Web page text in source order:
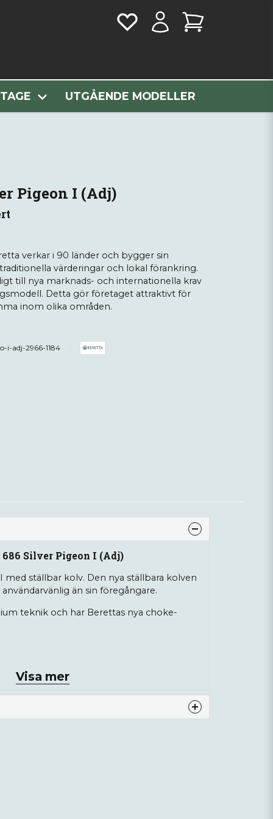
UTGÅENDE MODELLER
I (Adj)
Pigeon I (Adj)
verkar i 90 länder och bygger sin
värderingar och lokal förankring.
till nya marknads- och internationella krav
Detta gör företaget attraktivt för
inom olika områden.
i-adj-2966-1184
Silver Pigeon I (Adj)
med ställbar kolv. Den nya ställbara kolven
än sin föregångare.
teknik och har Berettas nya choke-
Visa mer
produkten...